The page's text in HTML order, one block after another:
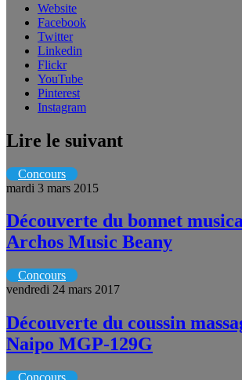
Website
Facebook
Twitter
Linkedin
Flickr
YouTube
Pinterest
Instagram
Lire le suivant
Concours
mardi 3 mars 2015
Découverte du bonnet
Archos Music Beany
Concours
vendredi 24 mars 2017
Découverte du coussin
Naipo MGP-129G